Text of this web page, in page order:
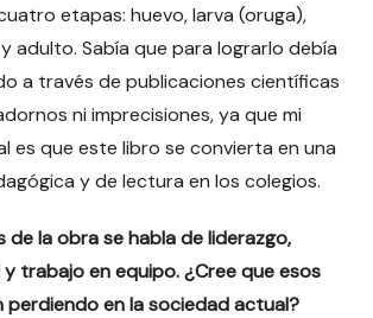
etapas: huevo, larva (oruga),
adulto. Sabía que para lograrlo debía
a través de publicaciones científicas
ni imprecisiones, ya que mi
es que este libro se convierta en una
y de lectura en los colegios.
de la obra se habla de liderazgo,
trabajo en equipo. ¿Cree que esos
perdiendo en la sociedad actual?